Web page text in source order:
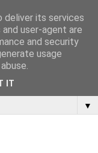
▼
deliver its services
user-agent are
and security
usage
IT